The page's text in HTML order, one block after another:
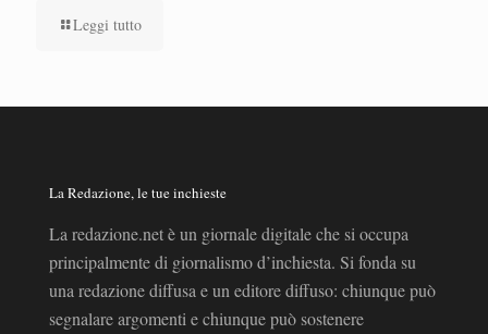
Leggi tutto
La Redazione, le tue inchieste
La redazione.net è un giornale digitale che si occupa
principalmente di giornalismo d’inchiesta. Si fonda su
una redazione diffusa e un editore diffuso: chiunque può
segnalare argomenti e chiunque può sostenere